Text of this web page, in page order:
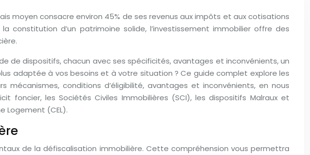
moyen consacre environ 45% de ses revenus aux impôts et aux cotisations
constitution d’un patrimoine solide, l’investissement immobilier offre des
de dispositifs, chacun avec ses spécificités, avantages et inconvénients, un
adaptée à vos besoins et à votre situation ? Ce guide complet explore les
mécanismes, conditions d’éligibilité, avantages et inconvénients, en nous
foncier, les Sociétés Civiles Immobilières (SCI), les dispositifs Malraux et
Logement (CEL).
de la défiscalisation immobilière. Cette compréhension vous permettra